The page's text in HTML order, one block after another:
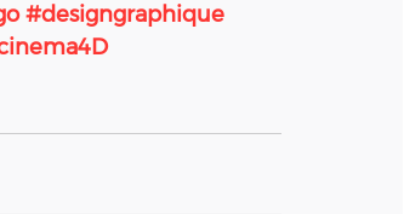
#designgraphique